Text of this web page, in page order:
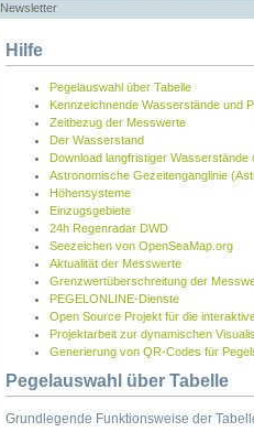
Newsletter
Hilfe
Pegelauswahl über Tabelle
Kennzeichnende Wasserstände und
Zeitbezug der Messwerte
Der Wasserstand
Download langfristiger Wasserstände
Astronomische Gezeitenganglinie
Höhensysteme
Einzugsgebiete
24h Regenradar DWD
Seezeichen von OpenSeaMap.org
Aktualität der Messwerte
Grenzwertüberschreitung der
PEGELONLINE-Dienste
Open Source Projekt für die
Projektarbeit zur dynamischen
Generierung von QR-Codes für
Pegelauswahl über Tabelle
Grundlegende Funktionsweise der